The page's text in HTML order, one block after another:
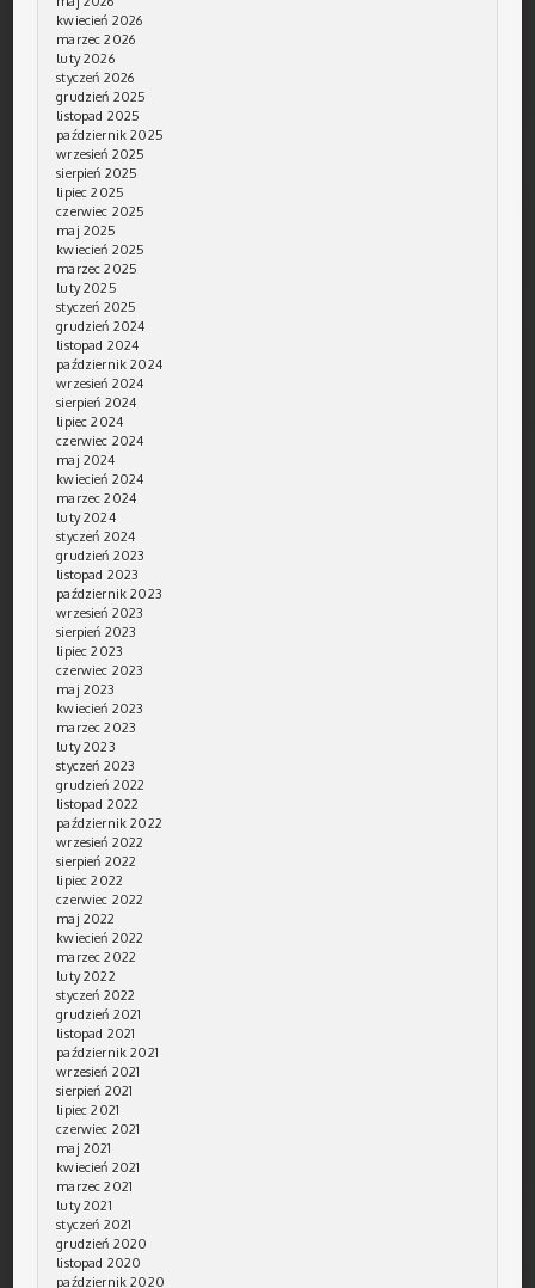
kwiecień 2026
marzec 2026
luty 2026
styczeń 2026
grudzień 2025
listopad 2025
październik 2025
wrzesień 2025
sierpień 2025
lipiec 2025
czerwiec 2025
maj 2025
kwiecień 2025
marzec 2025
luty 2025
styczeń 2025
grudzień 2024
listopad 2024
październik 2024
wrzesień 2024
sierpień 2024
lipiec 2024
czerwiec 2024
maj 2024
kwiecień 2024
marzec 2024
luty 2024
styczeń 2024
grudzień 2023
listopad 2023
październik 2023
wrzesień 2023
sierpień 2023
lipiec 2023
czerwiec 2023
maj 2023
kwiecień 2023
marzec 2023
luty 2023
styczeń 2023
grudzień 2022
listopad 2022
październik 2022
wrzesień 2022
sierpień 2022
lipiec 2022
czerwiec 2022
maj 2022
kwiecień 2022
marzec 2022
luty 2022
styczeń 2022
grudzień 2021
listopad 2021
październik 2021
wrzesień 2021
sierpień 2021
lipiec 2021
czerwiec 2021
maj 2021
kwiecień 2021
marzec 2021
luty 2021
styczeń 2021
grudzień 2020
listopad 2020
październik 2020